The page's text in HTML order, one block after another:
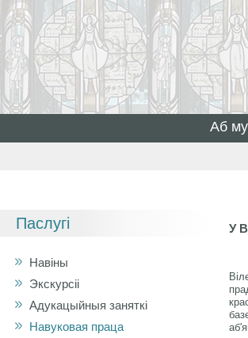
Аб
Паслугі
Навіны
Экскурсіі
Адукацыйныя заняткі
Навуковая праца
У